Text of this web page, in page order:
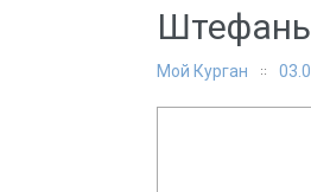
Мой Курган